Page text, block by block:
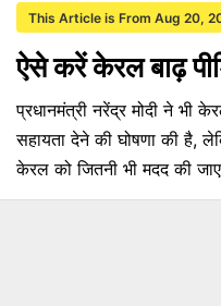
This Article is From Aug 20,
ऐसे करें केरल बाढ़
प्रधानमंत्री नरेंद्र मोदी ने
सहायता देने की घोषणा की है,
केरल को जितनी भी मदद की